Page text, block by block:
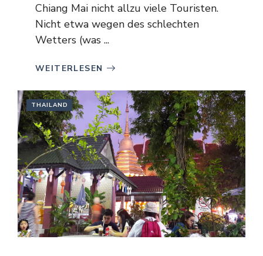
Chiang Mai nicht allzu viele Touristen.
Nicht etwa wegen des schlechten
Wetters (was ...
WEITERLESEN
THAILAND